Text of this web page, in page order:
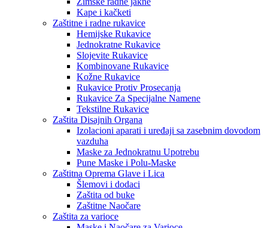
Kape i kačketi
Zaštitne i radne rukavice
Hemijske Rukavice
Jednokratne Rukavice
Slojevite Rukavice
Kombinovane Rukavice
Kožne Rukavice
Rukavice Protiv Prosecanja
Rukavice Za Specijalne Namene
Tekstilne Rukavice
Zaštita Disajnih Organa
Izolacioni aparati i uređaji sa zasebnim dovodom
vazduha
Maske za Jednokratnu Upotrebu
Pune Maske i Polu-Maske
Zaštitna Oprema Glave i Lica
Šlemovi i dodaci
Zaštita od buke
Zaštitne Naočare
Zaštita za varioce